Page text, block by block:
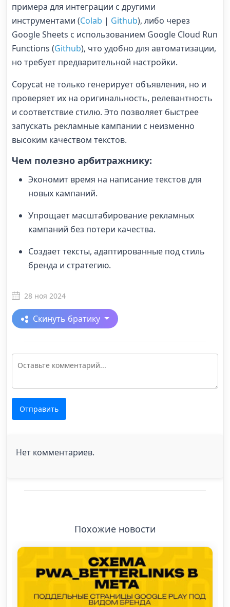
примера для интеграции с другими
инструментами (Colab | Github), либо через
Google Sheets с использованием Google Cloud Run
Functions (Github), что удобно для автоматизации,
но требует предварительной настройки.
Copycat не только генерирует объявления, но и
проверяет их на оригинальность, релевантность
и соответствие стилю. Это позволяет быстрее
запускать рекламные кампании с неизменно
высоким качеством текстов.
Чем полезно арбитражнику:
Экономит время на написание текстов для
новых кампаний.
Упрощает масштабирование рекламных
кампаний без потери качества.
Создает тексты, адаптированные под стиль
бренда и стратегию.
28 ноя 2024
Скинуть братику
Отправить
Нет комментариев.
Похожие новости